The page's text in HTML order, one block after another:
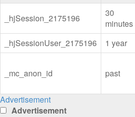
_hjSession_2175196
30
minutes
_hjSessionUser_2175196 1 year
_mc_anon_id past
Advertisement
Advertisement